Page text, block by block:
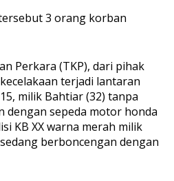
3 orang korban
Perkara (TKP), dari pihak
terjadi lantaran
milik Bahtiar (32) tanpa
sepeda motor honda
KB XX warna merah milik
berboncengan dengan